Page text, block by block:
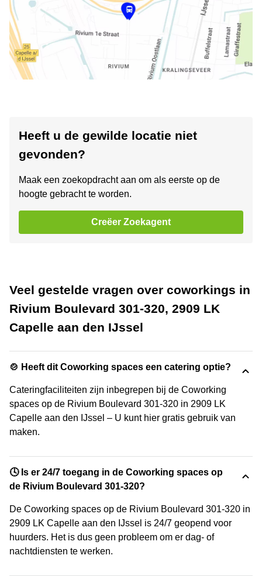
Heeft u de gewilde locatie niet
gevonden?
Maak een zoekopdracht aan om als eerste op de
hoogte gebracht te worden.
Creëer Zoekagent
Veel gestelde vragen over coworkings in
Rivium Boulevard 301-320, 2909 LK
Capelle aan den IJssel
🍲 Heeft dit Coworking spaces een catering optie?
Cateringfaciliteiten zijn inbegrepen bij de Coworking
spaces op de Rivium Boulevard 301-320 in 2909 LK
Capelle aan den IJssel – U kunt hier gratis gebruik van
maken.
🕓 Is er 24/7 toegang in de Coworking spaces op
de Rivium Boulevard 301-320?
De Coworking spaces op de Rivium Boulevard 301-320 in
2909 LK Capelle aan den IJssel is 24/7 geopend voor
huurders. Het is dus geen probleem om er dag- of
nachtdiensten te werken.